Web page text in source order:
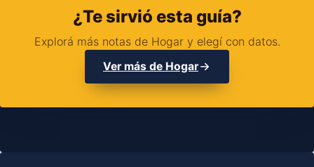
¿Te sirvió esta guía?
Explorá más notas de Hogar y elegí con datos.
Ver más de Hogar